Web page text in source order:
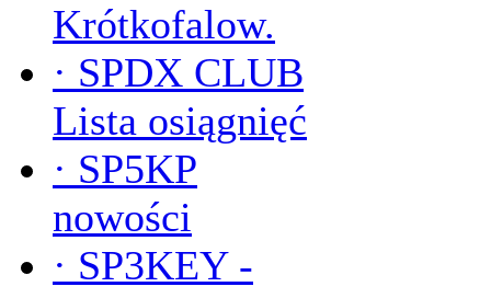
Krótkofalow.
· SPDX CLUB
Lista osiągnięć
· SP5KP
nowości
· SP3KEY -